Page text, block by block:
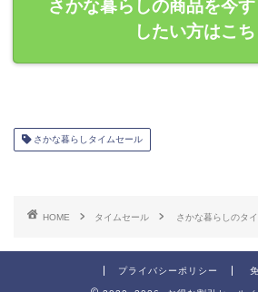
さかな暮らしの商品を今
したい方はこち
さかな暮らしタイムセール
HOME タイムセール さかな暮らしのタ
プライバシーポリシー